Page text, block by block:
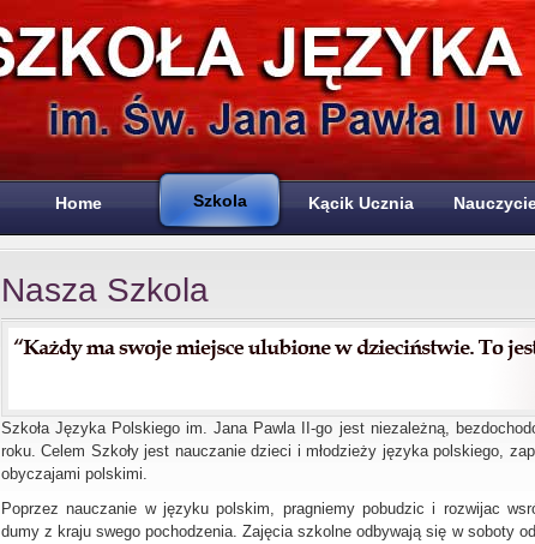
Home Szkola Kącik Ucznia
Nasza Szkola
Szkoła Języka Polskiego im. Jana Pawla II-go jest niezależną,
roku. Celem Szkoły jest nauczanie dzieci i młodzieży języka polskiego,
obyczajami polskimi.
Poprzez nauczanie w języku polskim, pragniemy pobudzic i rozwijac
dumy z kraju swego pochodzenia. Zajęcia szkolne odbywają się w soboty